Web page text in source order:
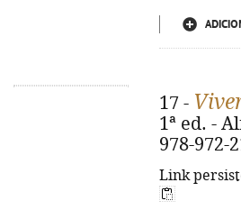
17 -
1ª ed. -
978-972-
Link